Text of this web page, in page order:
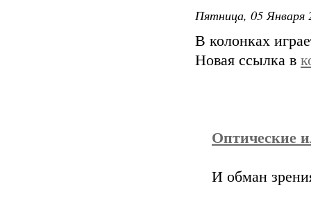
Пятница, 05 Января
В колонках
Новая ссылка в
Оптические
И обман